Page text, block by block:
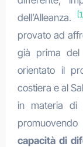
dell’Alleanza.
provato ad
già prima del
orientato il
costiera e al
in materia di
promuovendo
capacità di